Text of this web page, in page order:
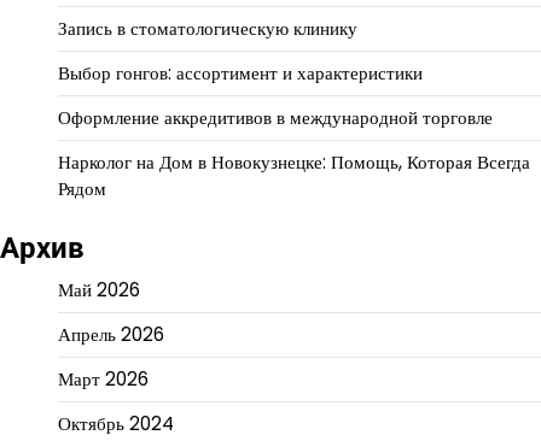
Запись в стоматологическую клинику
Выбор гонгов: ассортимент и характеристики
Оформление аккредитивов в международной торговле
Нарколог на Дом в Новокузнецке: Помощь, Которая Всегда
Рядом
Архив
Май 2026
Апрель 2026
Март 2026
Октябрь 2024